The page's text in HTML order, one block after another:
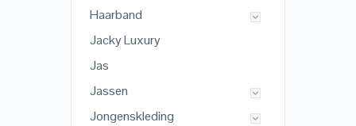
Haarband
Jacky Luxury
Jas
Jassen
Jongenskleding